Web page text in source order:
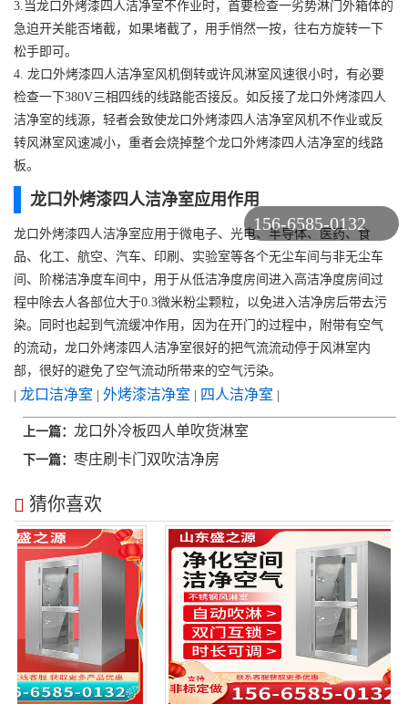
3.当龙口外烤漆四人洁净室不作业时，首要检查一劣势淋门外箱体的
急迫开关能否堵截，如果堵截了，用手悄然一按，往右方旋转一下
松手即可。
4. 龙口外烤漆四人洁净室风机倒转或许风淋室风速很小时，有必要
检查一下380V三相四线的线路能否接反。如反接了龙口外烤漆四人
洁净室的线源，轻者会致使龙口外烤漆四人洁净室风机不作业或反
转风淋室风速减小，重者会烧掉整个龙口外烤漆四人洁净室的线路
板。
龙口外烤漆四人洁净室应用作用
龙口外烤漆四人洁净室应用于微电子、光电、半导体、医药、食
品、化工、航空、汽车、印刷、实验室等各个无尘车间与非无尘车
间、阶梯洁净度车间中，用于从低洁净度房间进入高洁净度房间过
程中除去人各部位大于0.3微米粉尘颗粒，以免进入洁净房后带去污
染。同时也起到气流缓冲作用，因为在开门的过程中，附带有空气
的流动，龙口外烤漆四人洁净室很好的把气流流动停于风淋室内
部，很好的避免了空气流动所带来的空气污染。
龙口洁净室 外烤漆洁净室 四人洁净室
上一篇： 龙口外冷板四人单吹货淋室
下一篇： 枣庄刷卡门双吹洁净房
猜你喜欢
156-6585-0132